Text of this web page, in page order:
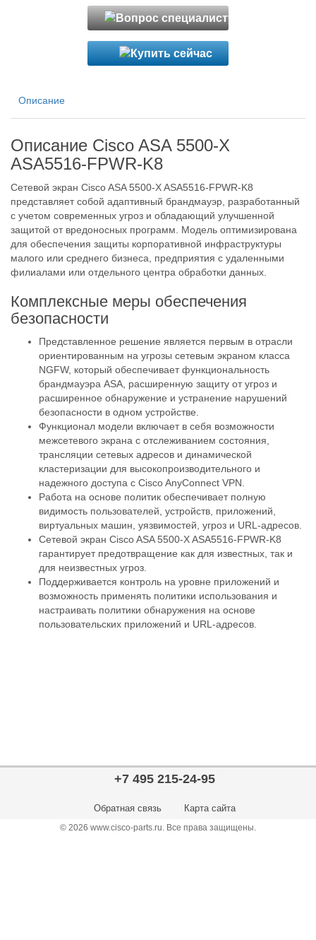
Описание
Описание Cisco ASA 5500-X
ASA5516-FPWR-K8
Сетевой экран Cisco ASA 5500-X ASA5516-FPWR-K8
представляет собой адаптивный брандмауэр, разработанный
с учетом современных угроз и обладающий улучшенной
защитой от вредоносных программ. Модель оптимизирована
для обеспечения защиты корпоративной инфраструктуры
малого или среднего бизнеса, предприятия с удаленными
филиалами или отдельного центра обработки данных.
Комплексные меры обеспечения
безопасности
Представленное решение является первым в отрасли
ориентированным на угрозы сетевым экраном класса
NGFW, который обеспечивает функциональность
брандмауэра ASA, расширенную защиту от угроз и
расширенное обнаружение и устранение нарушений
безопасности в одном устройстве.
Функционал модели включает в себя возможности
межсетевого экрана с отслеживанием состояния,
трансляции сетевых адресов и динамической
кластеризации для высокопроизводительного и
надежного доступа с Cisco AnyConnect VPN.
Работа на основе политик обеспечивает полную
видимость пользователей, устройств, приложений,
виртуальных машин, уязвимостей, угроз и URL-адресов.
Сетевой экран Cisco ASA 5500-X ASA5516-FPWR-K8
гарантирует предотвращение как для известных, так и
для неизвестных угроз.
Поддерживается контроль на уровне приложений и
возможность применять политики использования и
настраивать политики обнаружения на основе
пользовательских приложений и URL-адресов.
+7 495 215-24-95
Обратная связь Карта сайта
© 2026 www.cisco-parts.ru. Все права защищены.